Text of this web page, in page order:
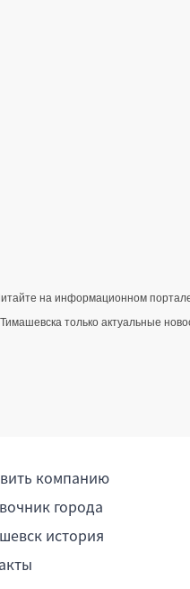
на информационном
только актуальные
компанию
города
история